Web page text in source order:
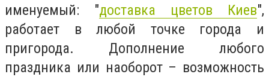
именуемый: "доставка цветов Киев",
работает в любой точке города и
пригорода. Дополнение любого
праздника или наоборот – возможность